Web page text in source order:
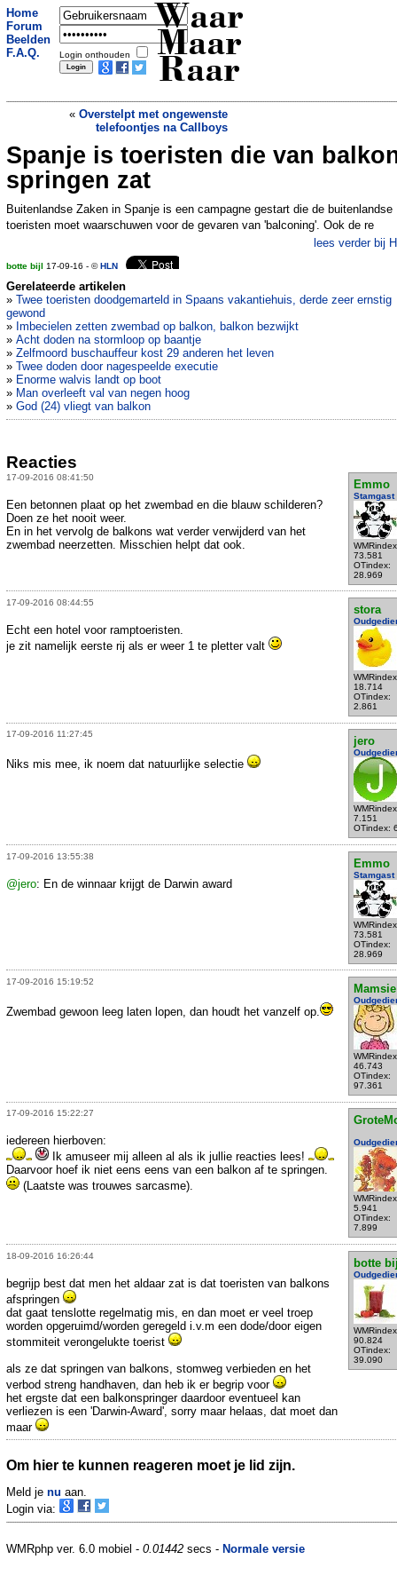
Home
Forum
Beelden
F.A.Q.
Login onthouden
Waar
Maar
Raar
« Overstelpt met ongewenste
telefoontjes na Callboys
Ondergrondse bierpijplijn in Brugge in
gebruik »
Spanje is toeristen die van
springen zat
Buitenlandse Zaken in Spanje is een campagne gestart die de buitenlandse
toeristen moet waarschuwen voor de gevaren van 'balconing'. Ook de re
lees verder bij
botte bijl 17-09-16 - ©HLN
Gerelateerde artikelen
» Twee toeristen doodgemarteld in Spaans vakantiehuis, derde zeer ernstig
gewond
» Imbecielen zetten zwembad op balkon, balkon bezwijkt
» Acht doden na stormloop op baantje
» Zelfmoord buschauffeur kost 29 anderen het leven
» Twee doden door nagespeelde executie
» Enorme walvis landt op boot
» Man overleeft val van negen hoog
» God (24) vliegt van balkon
Reacties
17-09-2016 08:41:50
Emmo
Stamgast
73.581
OTindex:
28.969
Een betonnen plaat op het zwembad en die blauw schilderen?
Doen ze het nooit weer.
En in het vervolg de balkons wat verder verwijderd van het
zwembad neerzetten. Misschien helpt dat ook.
17-09-2016 08:44:55
stora
18.714
OTindex:
2.861
Echt een hotel voor ramptoeristen.
je zit namelijk eerste rij als er weer 1 te pletter valt
17-09-2016 11:27:45
jero
7.151
OTindex:
Niks mis mee, ik noem dat natuurlijke selectie
17-09-2016 13:55:38
Emmo
Stamgast
73.581
OTindex:
28.969
@jero: En de winnaar krijgt de Darwin award
17-09-2016 15:19:52
Mamsie
46.743
OTindex:
97.361
Zwembad gewoon leeg laten lopen, dan houdt het vanzelf op.
17-09-2016 15:22:27
5.941
OTindex:
7.899
iedereen hierboven:
Ik amuseer mij alleen al als ik jullie reacties lees!
Daarvoor hoef ik niet eens eens van een balkon af te springen.
(Laatste was trouwes sarcasme).
18-09-2016 16:26:44
botte
90.824
OTindex:
39.090
begrijp best dat men het aldaar zat is dat toeristen van balkons
afspringen
dat gaat tenslotte regelmatig mis, en dan moet er veel troep
worden opgeruimd/worden geregeld i.v.m een dode/door eigen
stommiteit verongelukte toerist
als ze dat springen van balkons, stomweg verbieden en het
verbod streng handhaven, dan heb ik er begrip voor
het ergste dat een balkonspringer daardoor eventueel kan
verliezen is een 'Darwin-Award', sorry maar helaas, dat moet dan
maar
Om hier te kunnen reageren moet je lid zijn.
Meld je nu aan.
Login via:
WMRphp ver. 6.0 mobiel - 0.01442 secs - Normale versie